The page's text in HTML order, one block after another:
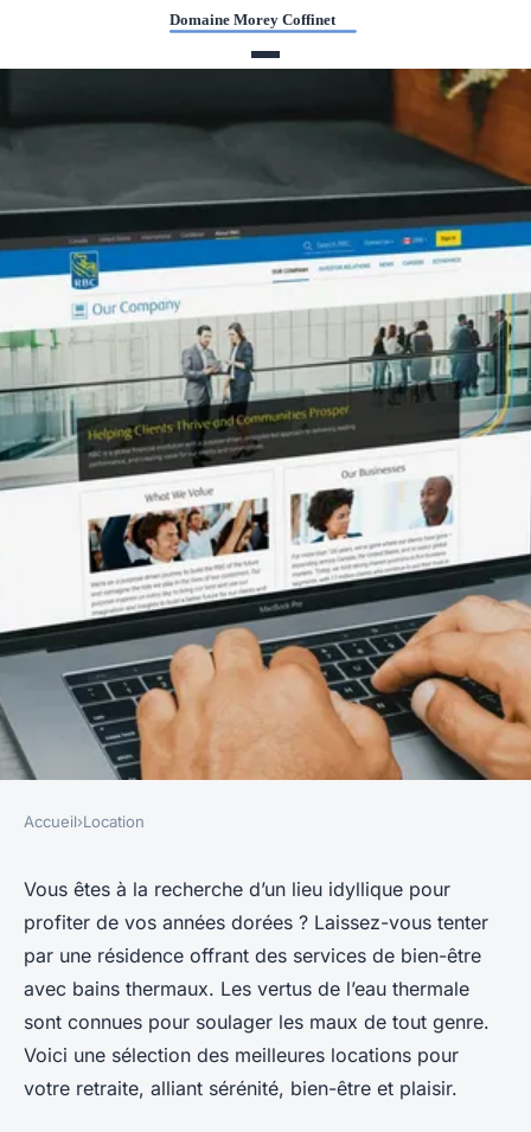
Quelles sont les meilleures
locations pour des retraites de
bien-être avec bains thermaux
naturels ?
Pauline•16 février 2024•5 min de lecture
Accueil›Location
Vous êtes à la recherche d’un lieu idyllique pour
profiter de vos années dorées ? Laissez-vous tenter
par une résidence offrant des services de bien-être
avec bains thermaux. Les vertus de l’eau thermale
sont connues pour soulager les maux de tout genre.
Voici une sélection des meilleures locations pour
votre retraite, alliant sérénité, bien-être et plaisir.